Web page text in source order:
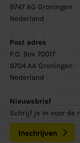
9747 AG Groningen
Nederland
Post adres
P.O. Box 70017
9704 AA Groningen
Nederland
Nieuwsbrief
Schrijf je in voor de
Inschrijven